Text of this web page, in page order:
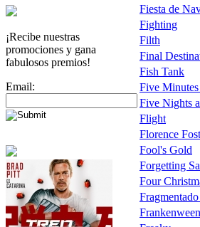
¡Recibe nuestras
promociones y gana
fabulosos premios!
Email:
Fiesta de
Fighting
Filth
Final
Fish Tank
Five
Five Nights
Flight
Florence
Fool's Gold
Forgetting
Four